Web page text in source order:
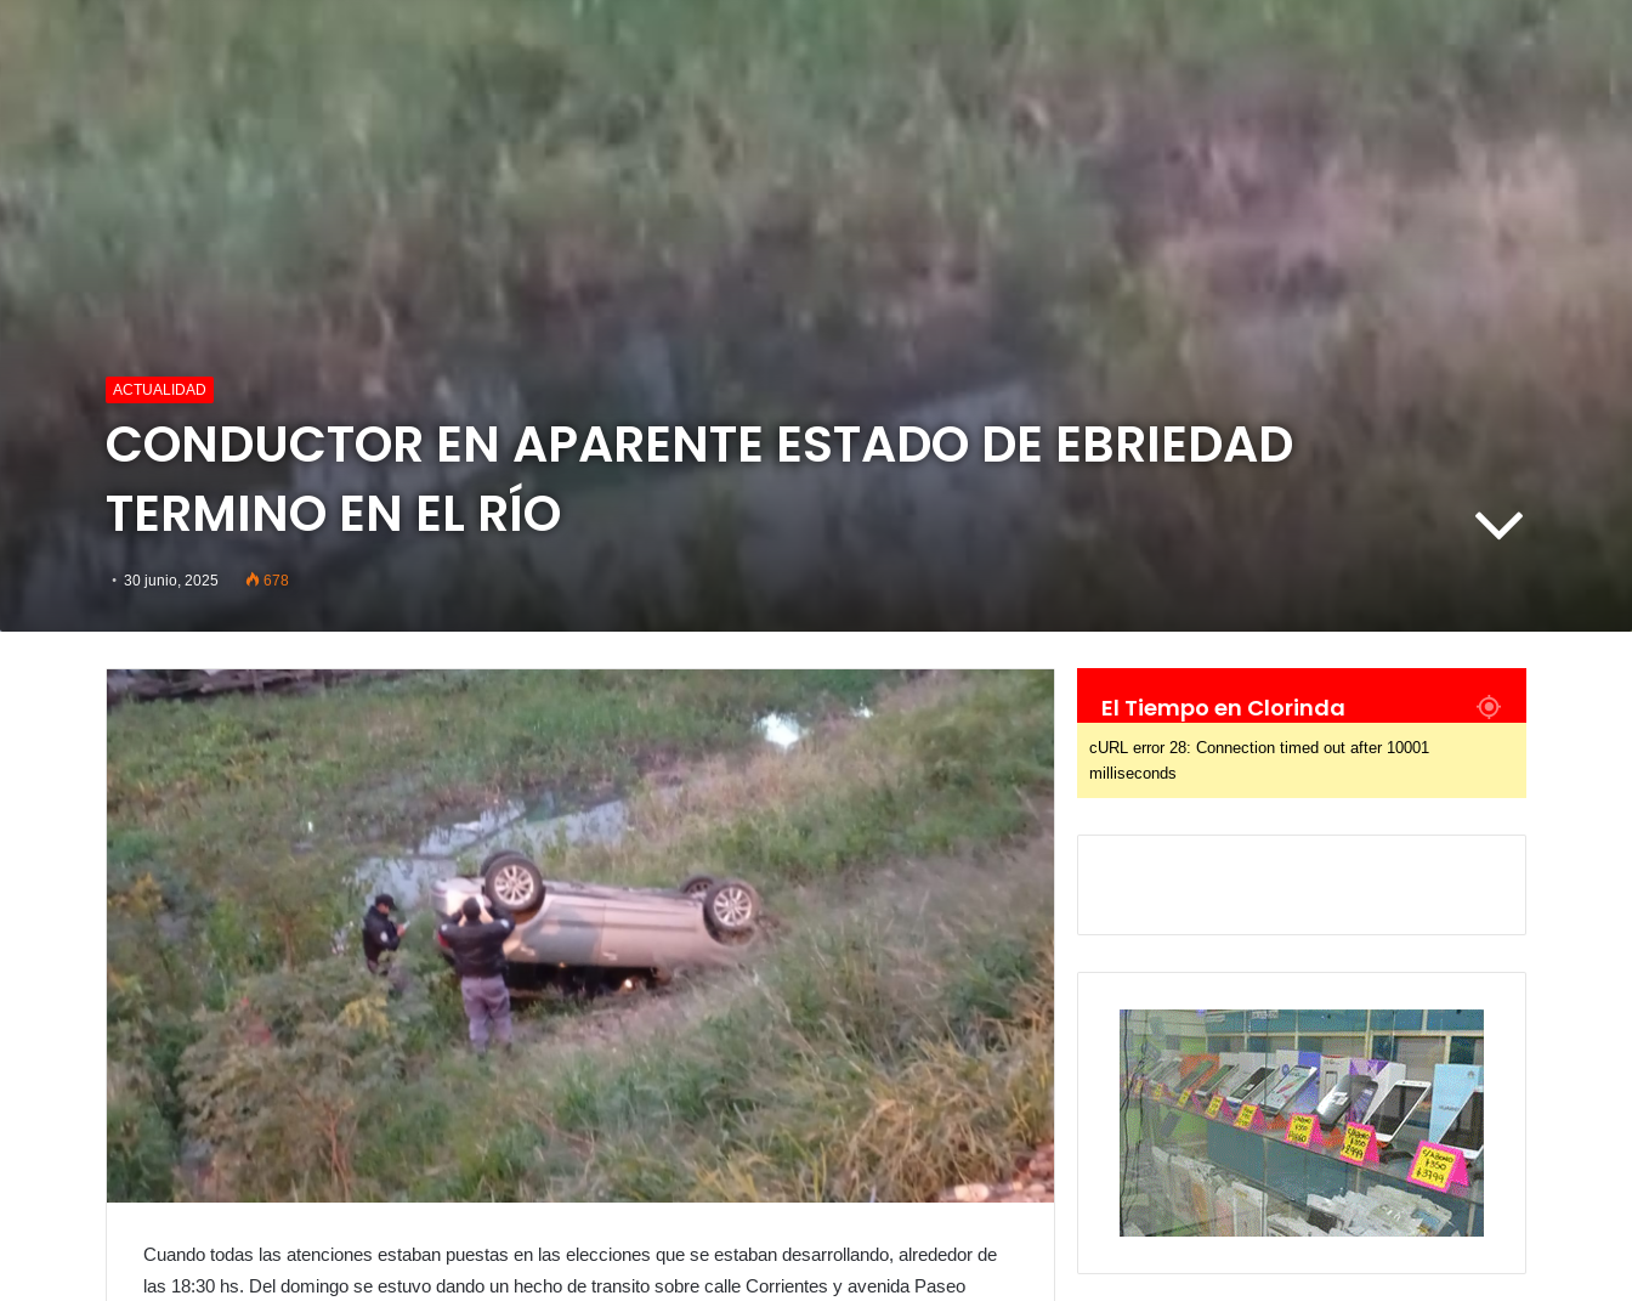
ACTUALIDAD
CONDUCTOR EN APARENTE ESTADO DE EBRIEDAD
TERMINO EN EL RÍO
30 junio, 2025 678
Cuando todas las atenciones estaban puestas en las elecciones que se estaban desarrollando, alrededor de
las 18:30 hs. Del domingo se estuvo dando un hecho de transito sobre calle Corrientes y avenida Paseo
El Tiempo en Clorinda
cURL error 28: Connection timed out after 10001
milliseconds